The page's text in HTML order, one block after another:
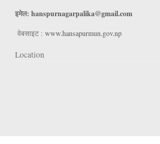
इमेल: hanspurnagarpalika@gmail.com
वेबसाइट : www.hansapurmun.gov.np
Location